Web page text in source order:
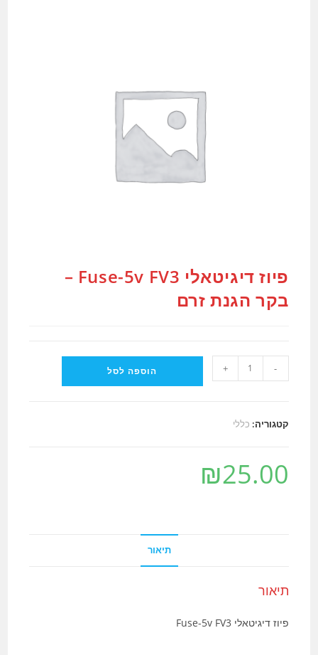
פיוז דיגיטאלי Fuse-5v FV3 –
בקר הגנת זרם
של
FV3
-
+ הוספה לסל
קטגוריה: כללי
₪25.00
תיאור
תיאור
פיוז דיגיטאלי Fuse-5v FV3